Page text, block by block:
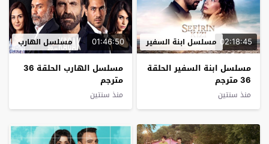
02:18:45 مسلسل ابنة السفير
مسلسل ابنة السفير الحلقة
36 مترجم
منذ سنتين
01:46:50 مسلسل الهارب
مسلسل الهارب الحلقة 36
مترجم
منذ سنتين